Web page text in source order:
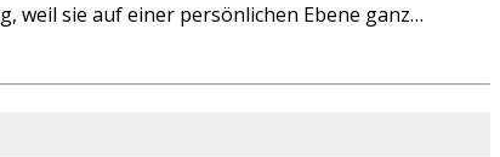
weil sie auf einer persönlichen Ebene ganz…